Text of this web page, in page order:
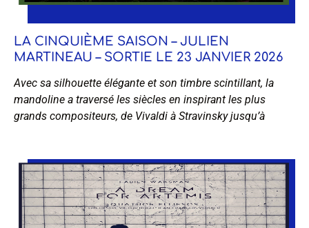
LA CINQUIÈME SAISON – JULIEN
MARTINEAU – SORTIE LE 23 JANVIER 2026
Avec sa silhouette élégante et son timbre scintillant, la
mandoline a traversé les siècles en inspirant les plus
grands compositeurs, de Vivaldi à Stravinsky jusqu’à